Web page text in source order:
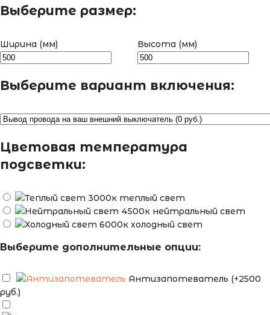
Выберите размер:
Ширина (мм) Высота (мм)
Выберите вариант включения:
Цветовая температура
подсветки:
теплый свет
нейтральный свет
холодный свет
Выберите дополнительные опции:
Антизапотеватель (+2500
руб.)